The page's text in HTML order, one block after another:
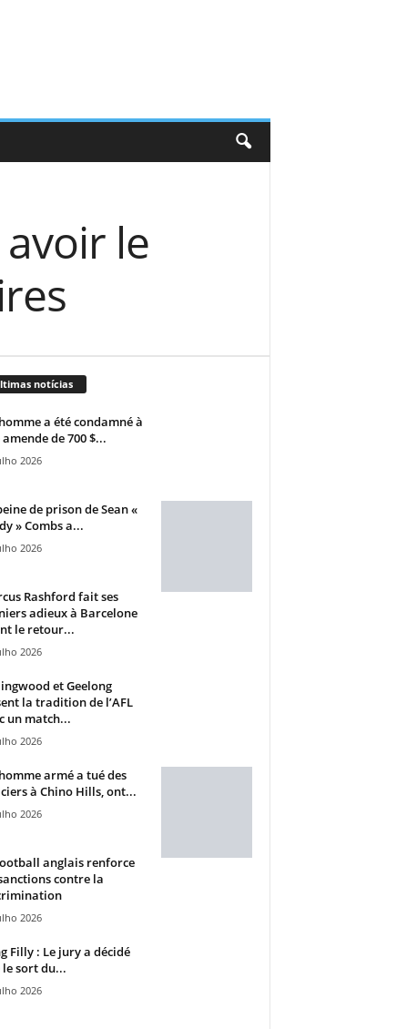
le
notícias
a été condamné à
amende de 700 $...
2026
de prison de Sean «
» Combs a...
2026
Rashford fait ses
adieux à Barcelone
le retour...
2026
et Geelong
la tradition de l’AFL
un match...
2026
armé a tué des
à Chino Hills, ont...
2026
anglais renforce
contre la
2026
Filly : Le jury a décidé
le sort du...
2026